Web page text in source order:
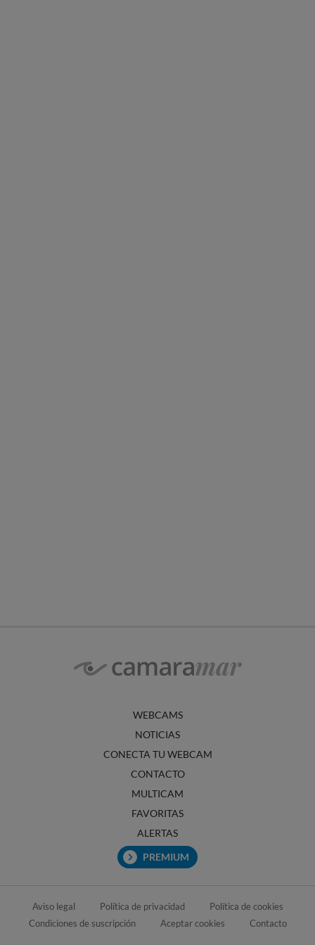
WEBCAMS
NOTICIAS
CONECTA TU WEBCAM
CONTACTO
MULTICAM
FAVORITAS
ALERTAS
PREMIUM
Aviso legal Política de privacidad
Política de cookies
Condiciones de suscripción
Aceptar cookies Contacto